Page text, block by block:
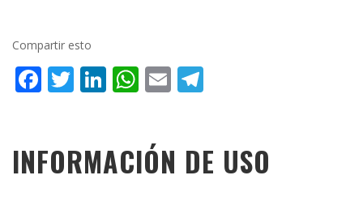
Compartir esto
Facebook
Twitter
LinkedIn
WhatsApp
Email
INFORMACIÓN DE USO